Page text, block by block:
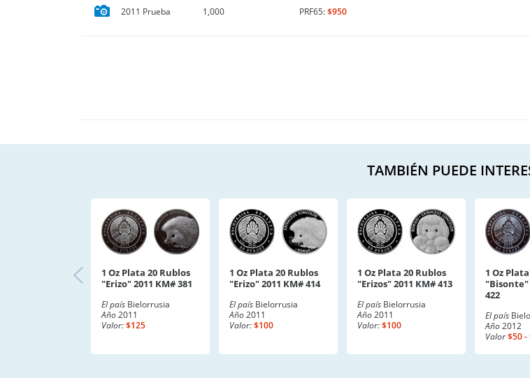
2011 Prueba 1,000 PRF65:$950
TAMBIÉN PUEDE
1 Oz Plata 20 Rublos
"Erizo" 2011 KM# 381
El país Bielorrusia
Año2011
Valor:$125
1 Oz Plata 20 Rublos
"Erizo" 2011 KM# 414
El país Bielorrusia
Año2011
Valor:$100
1 Oz Plata 20 Rublos
"Erizos" 2011 KM# 413
El país Bielorrusia
Año2011
Valor:$100
1 Oz
"Bisonte"
422
El país
Año2012
Valor$50 -